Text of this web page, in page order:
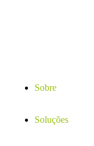
Sobre
Soluções